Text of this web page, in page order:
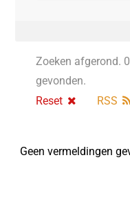
Zoeken afgerond.
gevonden.
Reset
RSS
Geen vermeldingen